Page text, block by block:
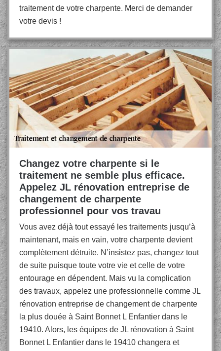
traitement de votre charpente. Merci de demander
votre devis !
Changez votre charpente si le
traitement ne semble plus efficace.
Appelez JL rénovation entreprise de
changement de charpente
professionnel pour vos travau
Vous avez déjà tout essayé les traitements jusqu’à
maintenant, mais en vain, votre charpente devient
complètement détruite. N’insistez pas, changez tout
de suite puisque toute votre vie et celle de votre
entourage en dépendent. Mais vu la complication
des travaux, appelez une professionnelle comme JL
rénovation entreprise de changement de charpente
la plus douée à Saint Bonnet L Enfantier dans le
19410. Alors, les équipes de JL rénovation à Saint
Bonnet L Enfantier dans le 19410 changera et